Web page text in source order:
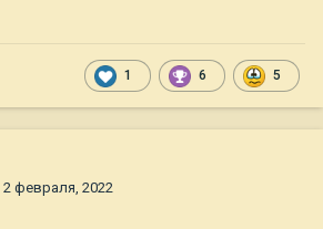
1 6 5
2 февраля, 2022